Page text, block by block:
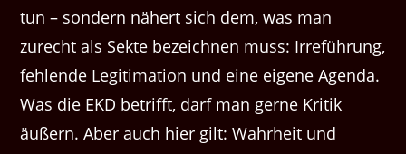
tun – sondern nähert sich dem, was man
zurecht als Sekte bezeichnen muss: Irreführung,
fehlende Legitimation und eine eigene Agenda.
Was die EKD betrifft, darf man gerne Kritik
äußern. Aber auch hier gilt: Wahrheit und